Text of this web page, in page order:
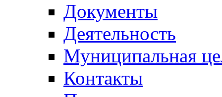
Документы
Деятельность
Муниципальная
Контакты